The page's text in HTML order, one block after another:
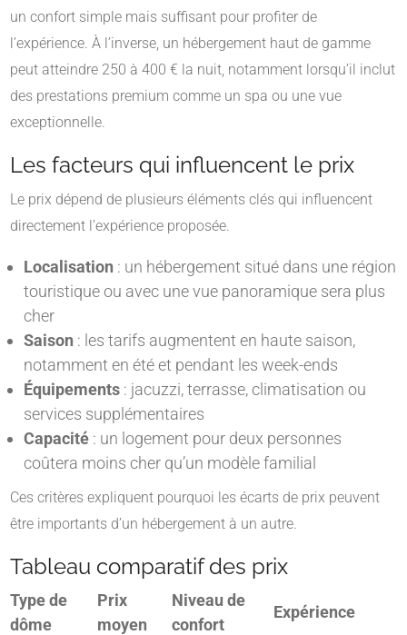
un confort simple mais suffisant pour profiter de
l’expérience. À l’inverse, un hébergement haut de gamme
peut atteindre 250 à 400 € la nuit, notamment lorsqu’il inclut
des prestations premium comme un spa ou une vue
exceptionnelle.
Les facteurs qui influencent le prix
Le prix dépend de plusieurs éléments clés qui influencent
directement l’expérience proposée.
Localisation : un hébergement situé dans une région
touristique ou avec une vue panoramique sera plus
cher
Saison : les tarifs augmentent en haute saison,
notamment en été et pendant les week-ends
Équipements : jacuzzi, terrasse, climatisation ou
services supplémentaires
Capacité : un logement pour deux personnes
coûtera moins cher qu’un modèle familial
Ces critères expliquent pourquoi les écarts de prix peuvent
être importants d’un hébergement à un autre.
Tableau comparatif des prix
Type de
dôme
Prix
moyen
Niveau de
confort
Expérience